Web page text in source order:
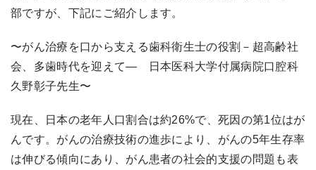
部ですが、下記にご紹介します。
〜がん治療を口から支える歯科衛生士の役割－超高齢社
会、多歯時代を迎えて― 日本医科大学付属病院口腔科
久野彰子先生〜
現在、日本の老年人口割合は約26%で、死因の第1位はが
んです。がんの治療技術の進歩により、がんの5年生存率
は伸びる傾向にあり、がん患者の社会的支援の問題も表